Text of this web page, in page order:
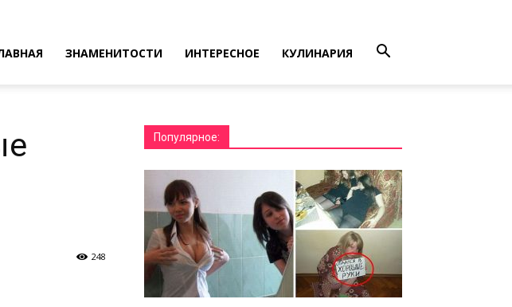
ЗНАМЕНИТОСТИ ИНТЕРЕСНОЕ КУЛИНАРИЯ
248
Популярное: